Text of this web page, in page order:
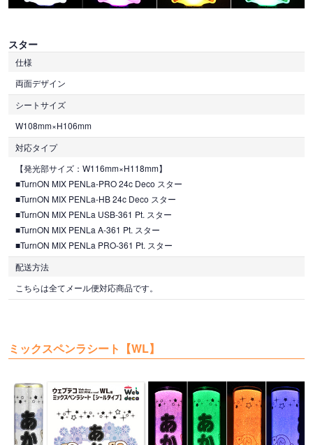
スター
仕様
両面デザイン
シートサイズ
W108mm×H106mm
対応タイプ
【発光部サイズ：W116mm×H118mm】
■TurnON MIX PENLa-PRO 24c Deco スター
■TurnON MIX PENLa-HB 24c Deco スター
■TurnON MIX PENLa USB-361 Pt. スター
■TurnON MIX PENLa A-361 Pt. スター
■TurnON MIX PENLa PRO-361 Pt. スター
配送方法
こちらは全てメール便対応商品です。
ミックスペンラシート【WL】